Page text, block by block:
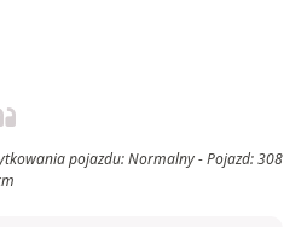
pojazdu: Normalny - Pojazd: 308